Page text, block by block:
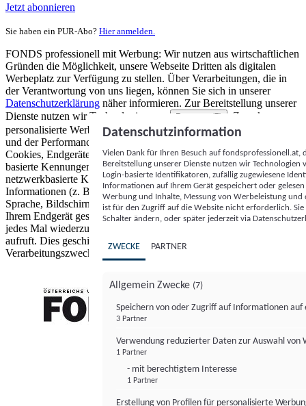
Jetzt abonnieren
Sie haben ein PUR-Abo? Hier anmelden.
FONDS professionell mit Werbung: Wir nutzen aus wirtschaftlichen
Gründen die Möglichkeit, unsere Webseite Dritten als digitalen
Werbeplatz zur Verfügung zu stellen. Über Verarbeitungen, die in
der Verantwortung von uns liegen, können Sie sich in unserer
Datenschutzerklärung näher informieren. Zur Bereitstellung unserer
Dienste nutzen wir Technologien von
Partnern (5)
. Zwecke:
personalisierte Werbung und Inhalte, Messung von Werbeleistung
und der Performance von Inhalten sowie Zielgruppenforschung.
Cookies, Endgeräte- oder ähnliche Online-Kennungen (z. B. login-
basierte Kennungen, zufällig generierte Kennungen,
netzwerkbasierte Kennungen) können zusammen mit anderen
Informationen (z. B. Browsertyp und Browserinformationen,
Sprache, Bildschirmgröße, unterstützte Technologien usw.) auf
Ihrem Endgerät gespeichert oder von dort ausgelesen werden, um es
jedes Mal wiederzuerkennen, wenn es eine App oder einer Webseite
aufruft. Dies geschieht für einen oder mehrere der hier aufgeführten
Verarbeitungszwecke.
Datenschutzinformation
Vielen Dank für Ihren Besuch auf
Bereitstellung unserer Dienste nutzen wir Technologien
Login-basierte Identifikatoren, zufällig zugewiesene
Informationen auf Ihrem Gerät gespeichert oder
Werbung und Inhalte, Messung von Werbeleistung
ist für den Zugriff auf die Website nicht erforderlich.
Schalter ändern, oder später jederzeit via
ZWECKE PARTNER
Allgemein Zwecke (7)
Speichern von oder Zugriff auf Informationen auf
3 Partner
Verwendung reduzierter Daten zur Auswahl von
1 Partner
- mit berechtigtem Interesse
1 Partner
Erstellung von Profilen für personalisierte
FONDS professionell